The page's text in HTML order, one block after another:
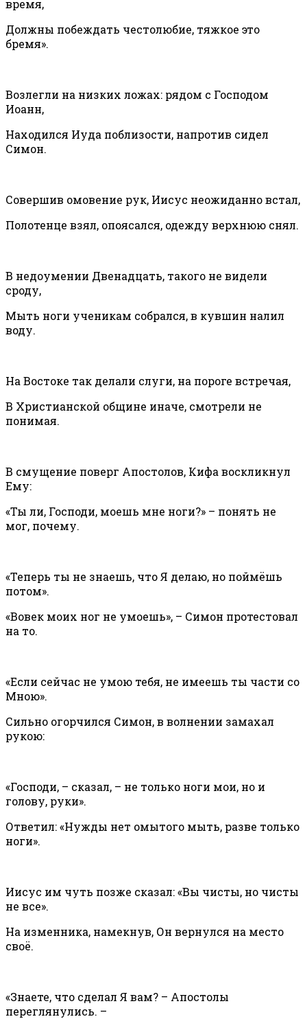
время,
Должны побеждать честолюбие, тяжкое это
бремя».
Возлегли на низких ложах: рядом с Господом
Иоанн,
Находился Иуда поблизости, напротив сидел
Симон.
Совершив омовение рук, Иисус неожиданно встал,
Полотенце взял, опоясался, одежду верхнюю снял.
В недоумении Двенадцать, такого не видели
сроду,
Мыть ноги ученикам собрался, в кувшин налил
воду.
На Востоке так делали слуги, на пороге встречая,
В Христианской общине иначе, смотрели не
понимая.
В смущение поверг Апостолов, Кифа воскликнул
Ему:
«Ты ли, Господи, моешь мне ноги?» – понять не
мог, почему.
«Теперь ты не знаешь, что Я делаю, но поймёшь
потом».
«Вовек моих ног не умоешь», – Симон протестовал
на то.
«Если сейчас не умою тебя, не имеешь ты части со
Мною».
Сильно огорчился Симон, в волнении замахал
рукою:
«Господи, – сказал, – не только ноги мои, но и
голову, руки».
Ответил: «Нужды нет омытого мыть, разве только
ноги».
Иисус им чуть позже сказал: «Вы чисты, но чисты
не все».
На изменника, намекнув, Он вернулся на место
своё.
«Знаете, что сделал Я вам? – Апостолы
переглянулись. –